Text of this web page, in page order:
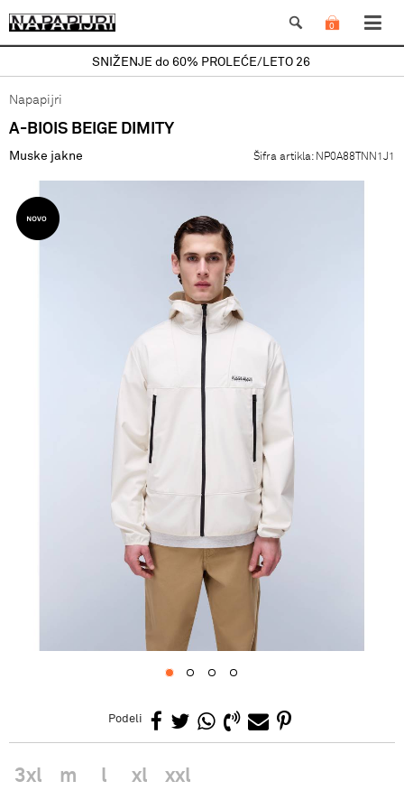
0
SNIŽENJE do 60% PROLEĆE/LETO 26
Napapijri
A-BIOIS BEIGE DIMITY
Muske jakne Šifra artikla: NP0A88TNN1J1
Podeli
3xl m l xl xxl